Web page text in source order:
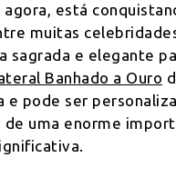
está
muitas
sagrada e elegante
Banhado a Ouro
e pode ser
de uma enorme